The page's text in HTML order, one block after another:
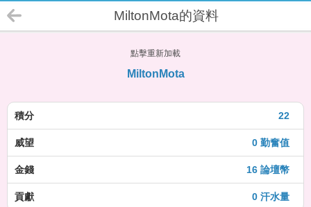
MiltonMota的資料
點擊重新加載
MiltonMota
22
積分
0 勤奮值
威望
16 論壇幣
金錢
0 汗水量
貢獻